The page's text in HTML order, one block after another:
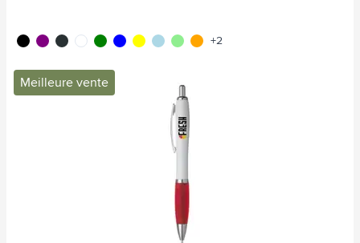
noir pourpreanthracite
blancvert bleu jaunebleu clair
vert clairorange
+2
Meilleure vente